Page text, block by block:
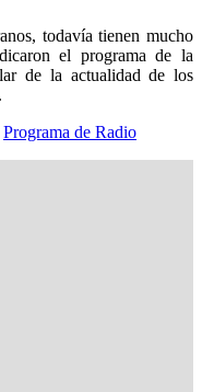
todavía tienen mucho
el programa de la
de la actualidad de los
Programa de Radio